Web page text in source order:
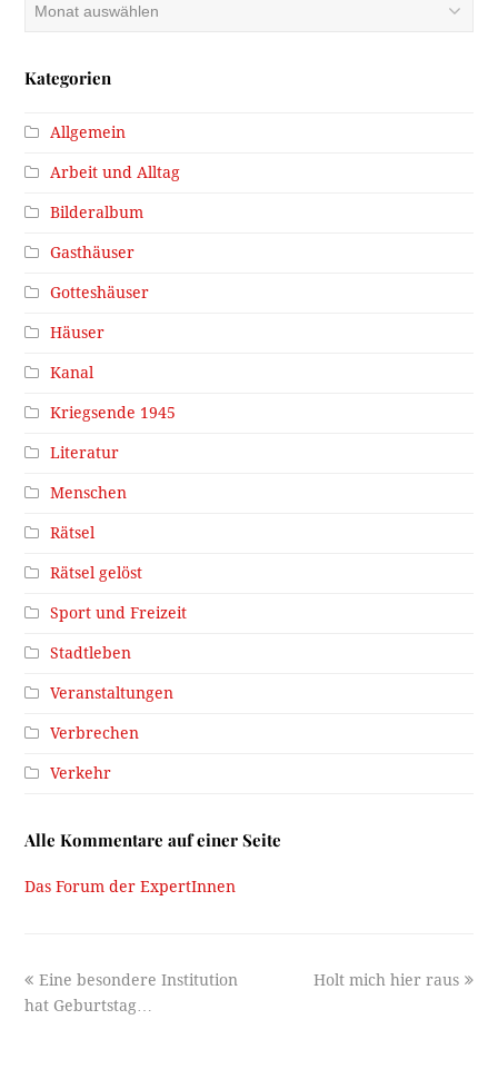
Kategorien
Allgemein
Arbeit und Alltag
Bilderalbum
Gasthäuser
Gotteshäuser
Häuser
Kanal
Kriegsende 1945
Literatur
Menschen
Rätsel
Rätsel gelöst
Sport und Freizeit
Stadtleben
Veranstaltungen
Verbrechen
Verkehr
Alle Kommentare auf einer Seite
Das Forum der ExpertInnen
previous
post:
Eine besondere Institution
hat Geburtstag…
next
Holt mich hier raus